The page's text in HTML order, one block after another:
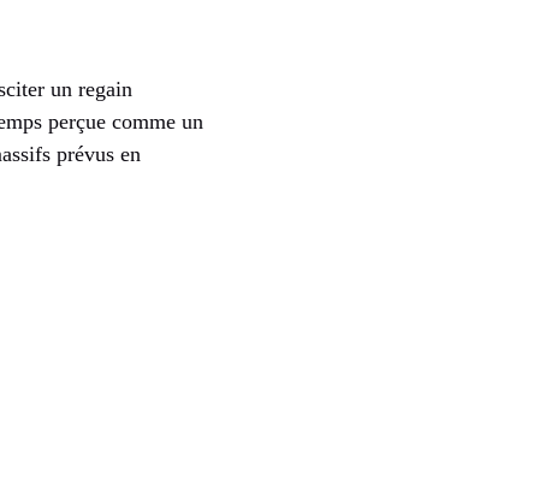
un regain
perçue comme un
prévus en